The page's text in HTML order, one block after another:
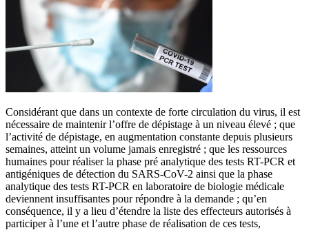
Considérant que dans un contexte de forte circulation du virus, il est
nécessaire de maintenir l’offre de dépistage à un niveau élevé ; que
l’activité de dépistage, en augmentation constante depuis plusieurs
semaines, atteint un volume jamais enregistré ; que les ressources
humaines pour réaliser la phase pré analytique des tests RT-PCR et
antigéniques de détection du SARS-CoV-2 ainsi que la phase
analytique des tests RT-PCR en laboratoire de biologie médicale
deviennent insuffisantes pour répondre à la demande ; qu’en
conséquence, il y a lieu d’étendre la liste des effecteurs autorisés à
participer à l’une et l’autre phase de réalisation de ces tests,